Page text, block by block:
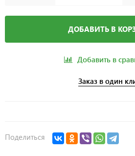
ДОБАВИТЬ В
Добавить в
Заказ в один
Поделиться